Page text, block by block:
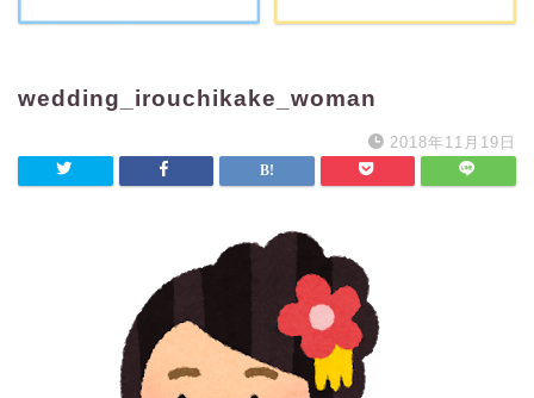
wedding_irouchikake_woman
2018年11月19日